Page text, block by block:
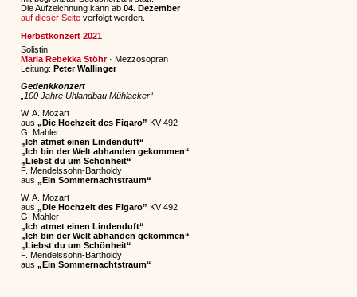
Die Aufzeichnung kann ab04. Dezember
auf dieser Seite verfolgt werden.
Herbstkonzert 2021
Solistin:
Maria Rebekka Stöhr · Mezzosopran
Leitung:Peter Wallinger
Gedenkkonzert
„100 Jahre Uhlandbau Mühlacker“
W. A. Mozart
aus„Die Hochzeit des Figaro”KV 492
G. Mahler
„Ich atmet einen Lindenduft“
„Ich bin der Welt abhanden gekommen“
„Liebst du um Schönheit“
F. Mendelssohn-Bartholdy
aus„Ein Sommernachtstraum“
W. A. Mozart
aus„Die Hochzeit des Figaro”KV 492
G. Mahler
„Ich atmet einen Lindenduft“
„Ich bin der Welt abhanden gekommen“
„Liebst du um Schönheit“
F. Mendelssohn-Bartholdy
aus„Ein Sommernachtstraum“